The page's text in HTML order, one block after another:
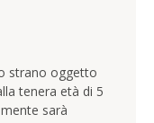
strano oggetto
tenera età di 5
sarà